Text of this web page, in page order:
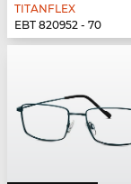
TITANFLEX
EBT 820952 - 70